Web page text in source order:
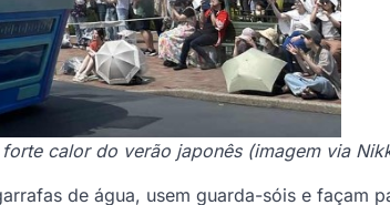
calor do verão japonês (imagem via
de água, usem guarda-sóis e façam